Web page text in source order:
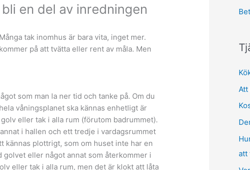
en del av inredningen
tak inomhus är bara vita, inget mer.
på att tvätta eller rent av måla. Men
som man la ner tid och tanke på. Om du
våningsplanet ska kännas enhetligt är
eller tak i alla rum (förutom badrummet).
i hallen och ett tredje i vardagsrummet
kännas plottrigt, som om huset inte har en
eller något annat som återkommer i
eller tak i alla rum, men det är klokt att låta
att